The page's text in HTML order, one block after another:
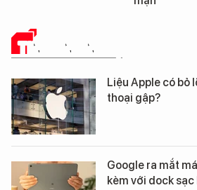
TIN CÔNG NGHỆ
Liệu Apple có bỏ
thoại gập?
Google ra mắt
kèm với dock